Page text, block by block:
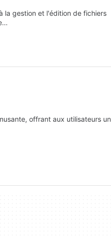
la gestion et l'édition de fichiers
offrant aux utilisateurs un